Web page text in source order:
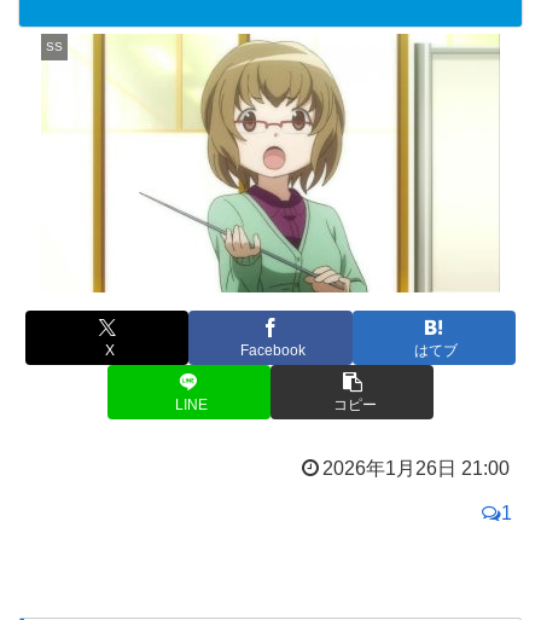
SS
X Facebook はてブ
LINE コピー
2026年1月26日 21:00
1